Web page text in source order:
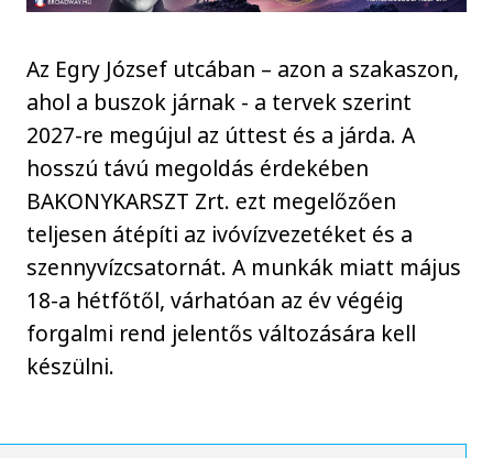
Az Egry József utcában – azon a szakaszon,
ahol a buszok járnak - a tervek szerint
2027-re megújul az úttest és a járda. A
hosszú távú megoldás érdekében
BAKONYKARSZT Zrt. ezt megelőzően
teljesen átépíti az ivóvízvezetéket és a
szennyvízcsatornát. A munkák miatt május
18-a hétfőtől, várhatóan az év végéig
forgalmi rend jelentős változására kell
készülni.